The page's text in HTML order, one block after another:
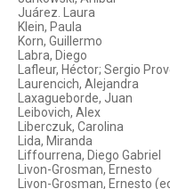
Juárez. Laura
Klein, Paula
Korn, Guillermo
Labra, Diego
Lafleur, Héctor; Sergio
Laurencich, Alejandra
Laxagueborde, Juan
Leibovich, Alex
Liberczuk, Carolina
Lida, Miranda
Liffourrena, Diego Gabriel
Livon-Grosman, Ernesto
Livon-Grosman, Ernesto